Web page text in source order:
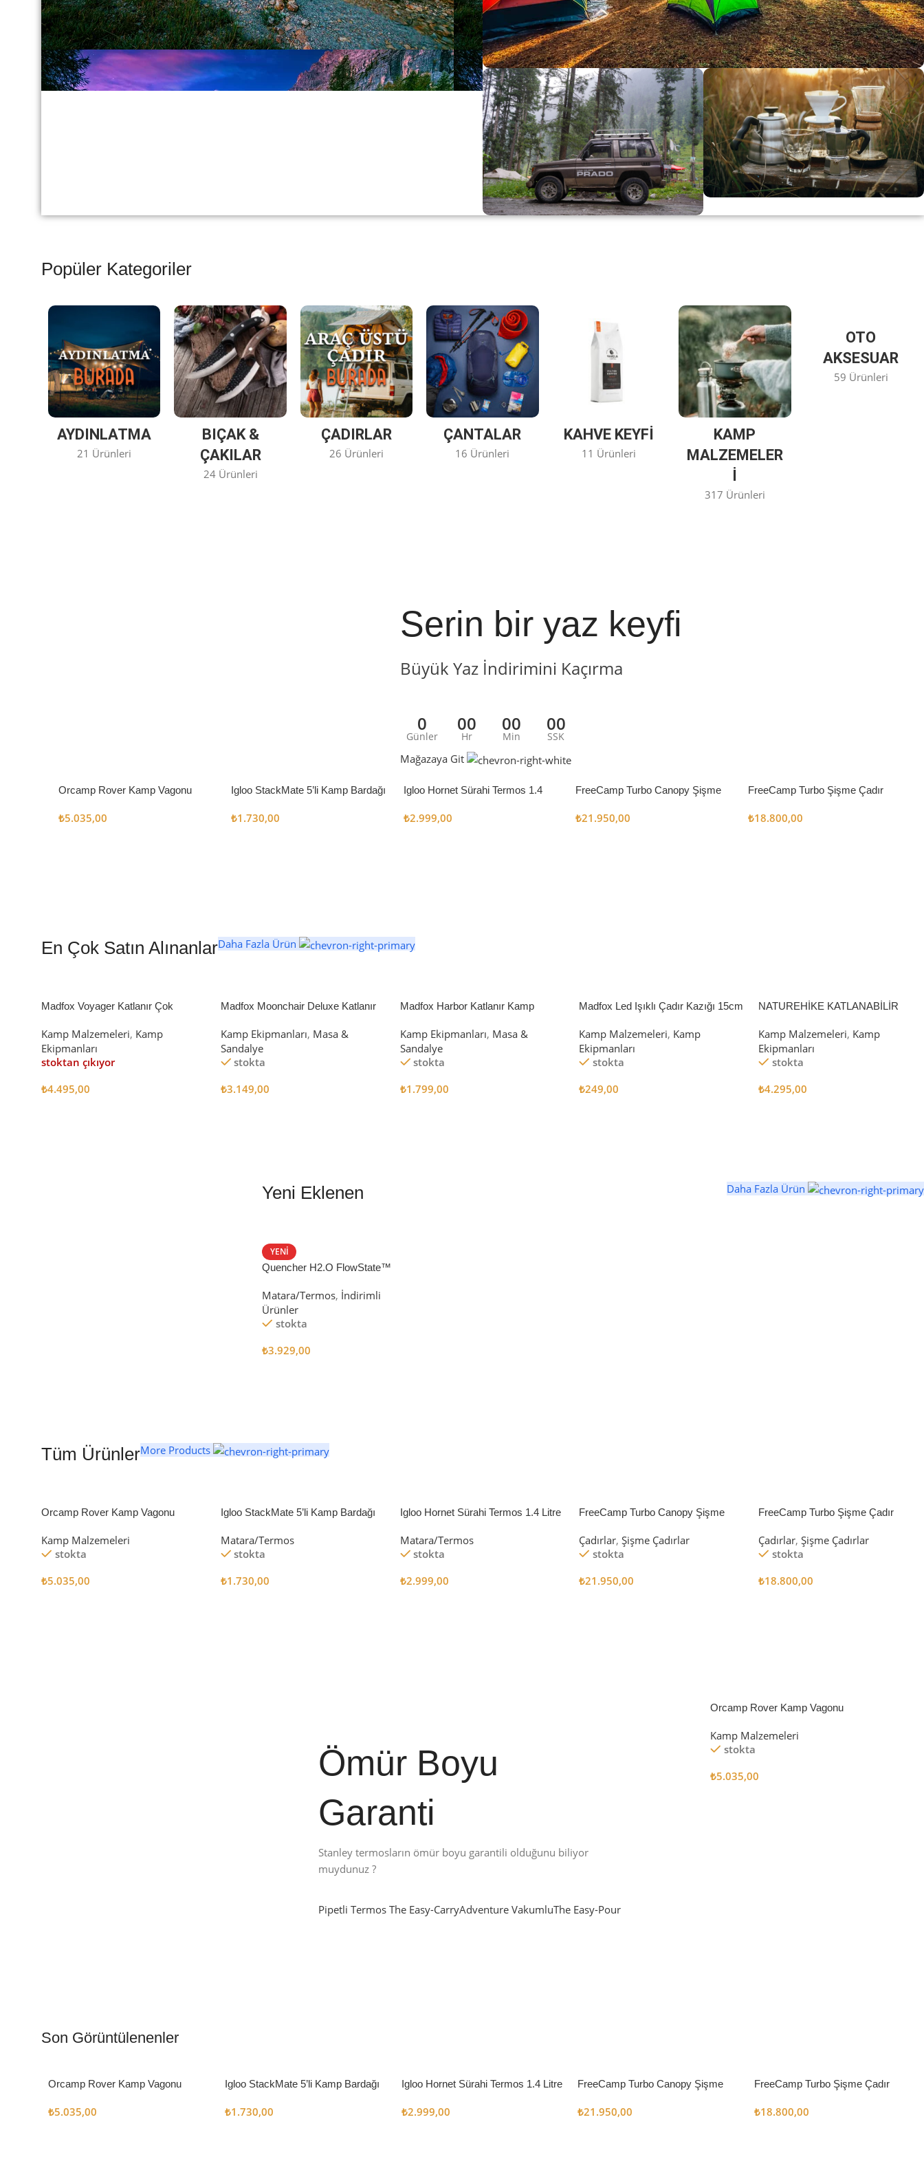
Büyük Yaz İndirimi
0
Günler
00
Hr
00
Min
00
SSK
Alışverişe Başla
Popüler Kategoriler
AYDINLATMA
21 Ürünleri
BIÇAK &
ÇAKILAR
24 Ürünleri
ÇADIRLAR
26 Ürünleri
ÇANTALAR
16 Ürünleri
KAHVE KEYFİ
11 Ürünleri
KAMP
MALZEMELER
317 Ürünleri
OTO
AKSESUAR
59 Ürünleri
Serin bir yaz keyfi
Büyük Yaz İndirimini Kaçırma
0
Günler
00
Hr
00
Min
00
SSK
Mağazaya Git
Orcamp Rover Kamp Vagonu
₺5.035,00
Igloo StackMate 5’li Kamp Bardağı
₺1.730,00
Igloo Hornet Sürahi Termos 1.4
₺2.999,00
FreeCamp Turbo Canopy Şişme
₺21.950,00
FreeCamp Turbo Şişme Çadır
₺18.800,00
En Çok Satın AlınanlarDaha Fazla Ürün
Madfox Voyager Katlanır Çok
BLACK
Kamp Malzemeleri, Kamp
Ekipmanları
stoktan çıkıyor
₺4.495,00
Madfox Moonchair Deluxe Katlanır
Kamp Ekipmanları, Masa &
Sandalye
stokta
₺3.149,00
Madfox Harbor Katlanır Kamp
Kamp Ekipmanları, Masa &
Sandalye
stokta
₺1.799,00
Madfox Led Işıklı Çadır Kazığı 15cm
Kamp Malzemeleri, Kamp
Ekipmanları
stokta
₺249,00
NATUREHİKE KATLANABİLİR
Kamp Malzemeleri, Kamp
Ekipmanları
stokta
₺4.295,00
Yeni Eklenen Daha Fazla Ürün
YENI
Quencher H2.O FlowState™
Matara/Termos, İndirimli
Ürünler
stokta
₺3.929,00
Tüm ÜrünlerMore Products
Orcamp Rover Kamp Vagonu
Kamp Malzemeleri
stokta
₺5.035,00
Igloo StackMate 5’li Kamp Bardağı
Matara/Termos
stokta
₺1.730,00
Igloo Hornet Sürahi Termos 1.4 Litre
Matara/Termos
stokta
₺2.999,00
FreeCamp Turbo Canopy Şişme
Çadırlar, Şişme Çadırlar
stokta
₺21.950,00
FreeCamp Turbo Şişme Çadır
Çadırlar, Şişme Çadırlar
stokta
₺18.800,00
Ömür Boyu
Garanti
Stanley termosların ömür boyu garantili olduğunu biliyor
muydunuz ?
Pipetli TermosThe Easy-CarryAdventure VakumluThe Easy-Pour
Kampçı Şefler İçin
Orcamp Rover Kamp Vagonu
Kamp Malzemeleri
stokta
₺5.035,00
Son Görüntülenenler
Orcamp Rover Kamp Vagonu
₺5.035,00
Igloo StackMate 5’li Kamp Bardağı
₺1.730,00
Igloo Hornet Sürahi Termos 1.4 Litre
₺2.999,00
FreeCamp Turbo Canopy Şişme
₺21.950,00
FreeCamp Turbo Şişme Çadır
₺18.800,00